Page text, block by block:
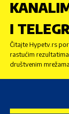
I
Čitajte Hypetv.rs
rastućim
društvenim